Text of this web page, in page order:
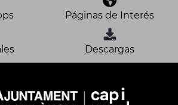
Páginas de Interés
Descargas